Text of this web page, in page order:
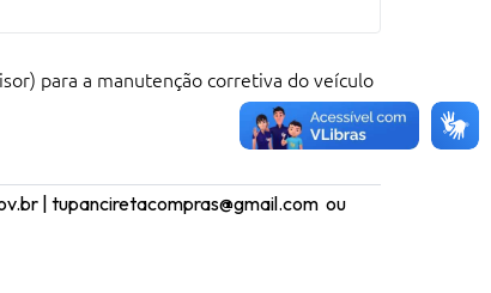
para a manutenção corretiva do veículo
| tupanciretacompras@gmail.com ou